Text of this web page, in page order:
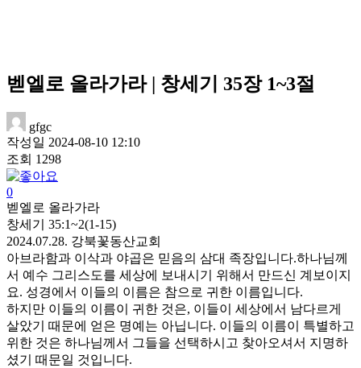
벧엘로 올라가라 | 창세기 35장 1~3절
gfgc
작성일 2024-08-10 12:10
조회 1298
0
벧엘로 올라가라
창세기 35:1~2(1-15)
2024.07.28. 강북꽃동산교회
아브라함과 이삭과 야곱은 믿음의 삼대 족장입니다.하나님께
서 예수 그리스도를 세상에 보내시기 위해서 만드신 계보이지
요. 성경에서 이들의 이름은 참으로 귀한 이름입니다.
하지만 이들의 이름이 귀한 것은, 이들이 세상에서 남다르게
살았기 때문에 얻은 명예는 아닙니다. 이들의 이름이 특별하고
위한 것은 하나님께서 그들을 선택하시고 찾아오셔서 지명하
셨기 때문일 것입니다.